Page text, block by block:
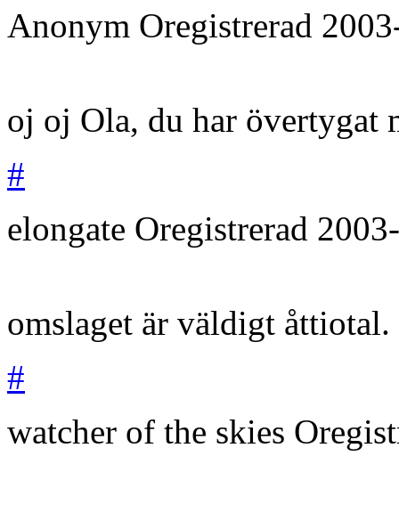
Anonym Oregistrerad
oj oj Ola, du har övertygat
#
elongate Oregistrerad
omslaget är väldigt åttiotal.
#
watcher of the skies